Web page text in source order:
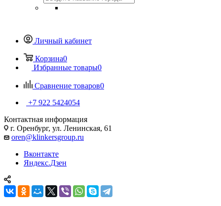
Личный кабинет
Корзина0
Избранные товары0
Сравнение товаров0
+7 922 5424054
Контактная информация
г. Оренбург, ул. Ленинская, 61
oren@klinkersgroup.ru
Вконтакте
Яндекс.Дзен